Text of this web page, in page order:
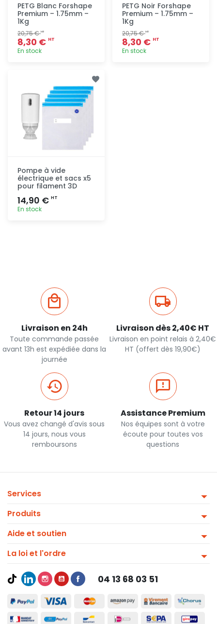
PETG Blanc Forshape
Premium – 1.75mm –
1Kg
20,75 €HT
8,30 € HT
En stock
PETG Noir Forshape
Premium – 1.75mm –
1Kg
20,75 €HT
8,30 € HT
En stock
Pompe à vide
électrique et sacs x5
pour filament 3D
14,90 € HT
En stock
Livraison en 24h
Toute commande passée
avant 13h est expédiée dans la
journée
Livraison dès 2,40€ HT
Livraison en point relais à 2,40€
HT (offert dès 19,90€)
Retour 14 jours
Vous avez changé d'avis sous
14 jours, nous vous
remboursons
Assistance Premium
Nos équipes sont à votre
écoute pour toutes vos
questions
Services
Produits
Aide et soutien
La loi et l'ordre
04 13 68 03 51